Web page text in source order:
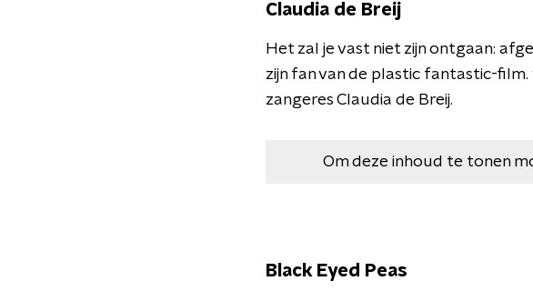
Claudia de Breij
Het zal je vast niet zijn ontgaan:
zijn fan van de plastic fantastic-
zangeres Claudia de Breij.
Om deze inhoud te tonen
Black Eyed Peas